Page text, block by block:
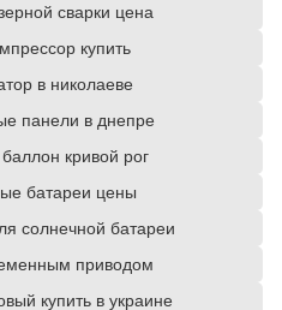
сварки цена
купить
в николаеве
панели в днепре
кривой рог
батареи цены
солнечной батареи
приводом
купить в украине